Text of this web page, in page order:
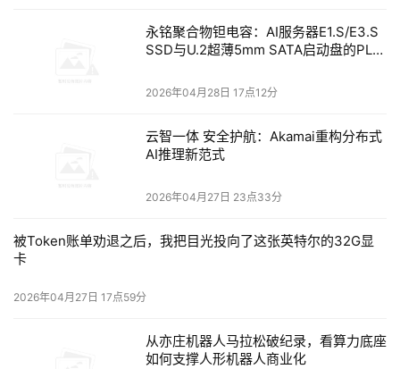
Desktop 控制中心的就地存档功能，可管理已存档 VM 的
配置，带来独特的便利性。
件，以便更轻松、快速地上传和传输到新硬件。
Parallels Desktop 16 for Mac Business Edition
使用预安装应用程序轻松配置 VM 来实现
永铭聚合物钽电容：AI服务器E1.S/E3.S
SSD与U.2超薄5mm SATA启动盘的PLP
2026年04月28日 17点12分
云智一体 安全护航：Akamai重构分布式
AI推理新范式
2026年04月27日 23点33分
被Token账单劝退之后，我把目光投向了这张英特尔的32G显
卡
2026年04月27日 17点59分
从亦庄机器人马拉松破纪录，看算力底座
如何支撑人形机器人商业化